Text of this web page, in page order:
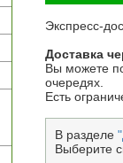
Экспресс-
Доставка
Вы можете
очередях.
Есть
В разделе
Выберите